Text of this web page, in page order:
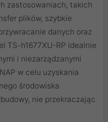
zastosowaniach, takich
plików, szybkie
danych oraz
TS-h1677XU-RP idealnie
i niezarządzanymi
w celu uzyskania
środowiska
nie przekraczając